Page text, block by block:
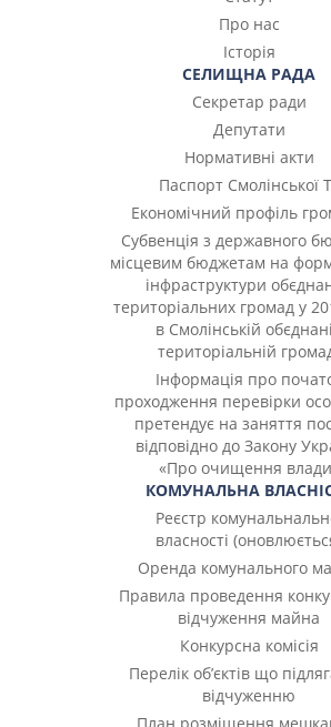
Про нас
Історія
СЕЛИЩНА РАДА
Секретар ради
Депутати
Нормативні акти
Паспорт Смолінської
Економічний профіль
Субвенція з державного
місцевим бюджетам на
інфраструктури
територіальних громад у
в Смолінській
територіальній
Інформація про
проходження перевірки
претендує на заняття
відповідно до Закону
«Про очищення
КОМУНАЛЬНА
Реєстр
власності
Оренда комунального
Правила проведення
відчуження майна
Конкурсна комісія
Перелік об’єктів що
відчуженню